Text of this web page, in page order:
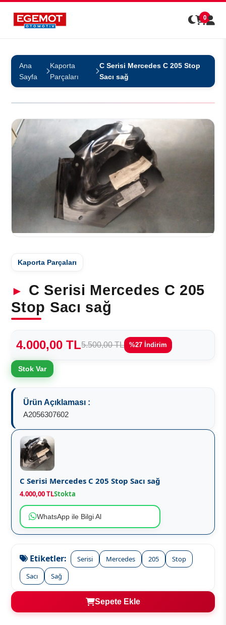
0
Ana
Sayfa
Kaporta
Parçaları
C Serisi Mercedes C 205 Stop
Sacı sağ
Kaporta Parçaları
C Serisi Mercedes C 205
Stop Sacı sağ
4.000,00 TL5.500,00 TL %27 İndirim
Stok Var
Ürün Açıklaması :
A2056307602
C Serisi Mercedes C 205 Stop Sacı sağ
4.000,00 TLStokta
WhatsApp ile Bilgi Al
Etiketler: Serisi Mercedes 205
Stop
Sacı
Sağ
Sepete Ekle